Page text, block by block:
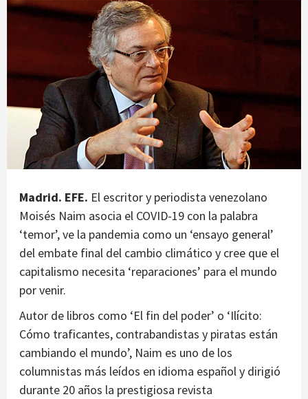
Madrid. EFE. El escritor y periodista venezolano
Moisés Naim asocia el COVID-19 con la palabra
‘temor’, ve la pandemia como un ‘ensayo general’
del embate final del cambio climático y cree que el
capitalismo necesita ‘reparaciones’ para el mundo
por venir.
Autor de libros como ‘El fin del poder’ o ‘Ilícito:
Cómo traficantes, contrabandistas y piratas están
cambiando el mundo’, Naim es uno de los
columnistas más leídos en idioma español y dirigió
durante 20 años la prestigiosa revista